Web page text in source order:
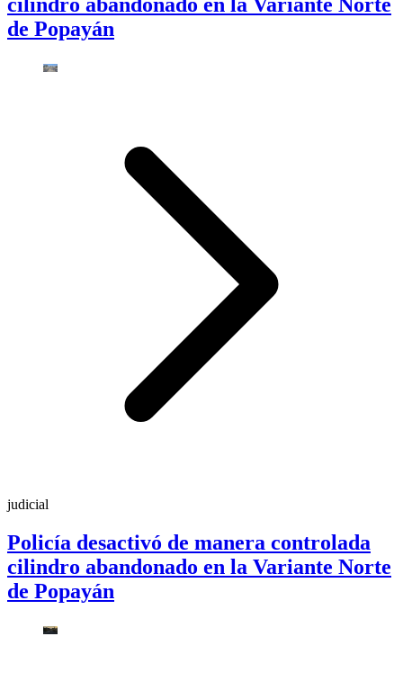
cilindro abandonado en la Variante Norte
de Popayán
judicial
Policía desactivó de manera controlada
cilindro abandonado en la Variante Norte
de Popayán